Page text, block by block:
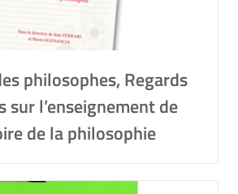
philosophes, Regards
sur l’enseignement de
de la philosophie